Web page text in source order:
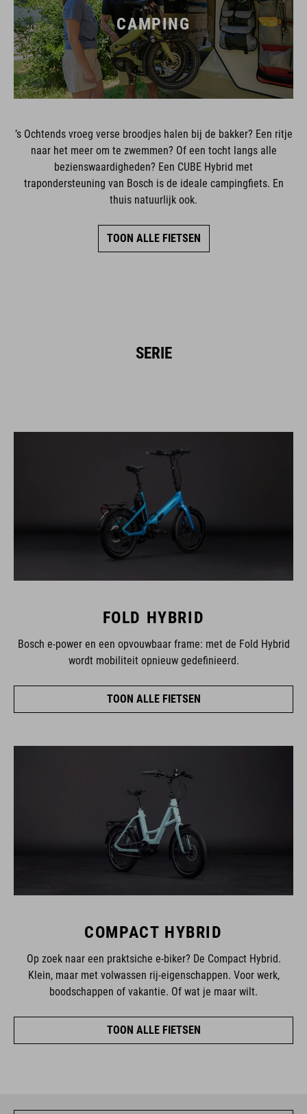
CAMPING
’s Ochtends vroeg verse broodjes halen bij de bakker? Een ritje
naar het meer om te zwemmen? Of een tocht langs alle
bezienswaardigheden? Een CUBE Hybrid met
trapondersteuning van Bosch is de ideale campingfiets. En
thuis natuurlijk ook.
TOON ALLE FIETSEN
SERIE
FOLD HYBRID
Bosch e-power en een opvouwbaar frame: met de Fold Hybrid
wordt mobiliteit opnieuw gedefinieerd.
TOON ALLE FIETSEN
COMPACT HYBRID
Op zoek naar een praktsiche e-biker? De Compact Hybrid.
Klein, maar met volwassen rij-eigenschappen. Voor werk,
boodschappen of vakantie. Of wat je maar wilt.
TOON ALLE FIETSEN